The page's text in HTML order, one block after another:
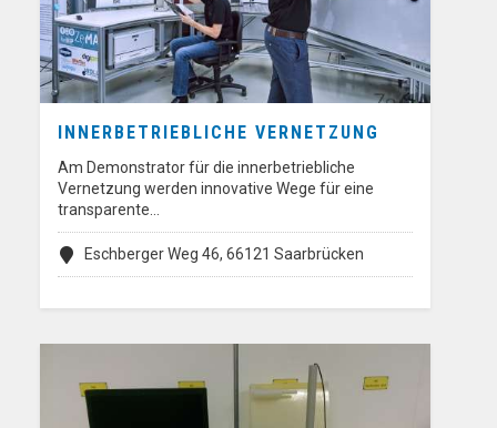
INNERBETRIEBLICHE VERNETZUNG
Am Demonstrator für die innerbetriebliche
Vernetzung werden innovative Wege für eine
transparente…
Eschberger Weg 46, 66121 Saarbrücken